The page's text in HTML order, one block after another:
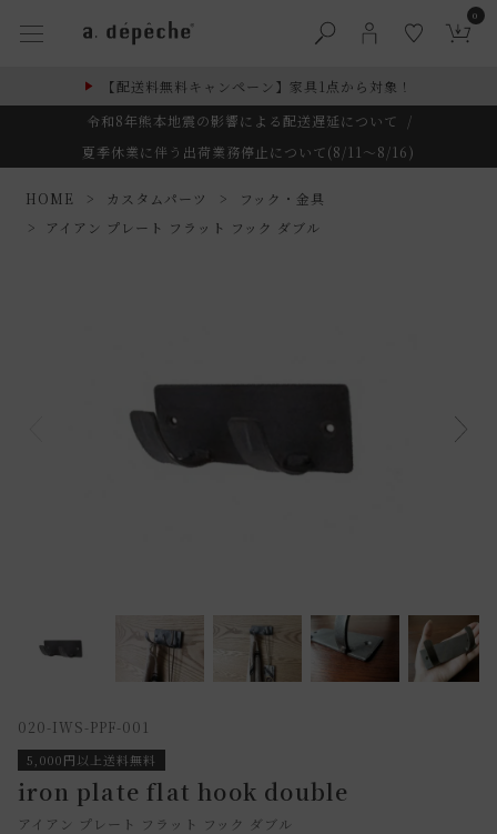
0
【配送料無料キャンペーン】家具1点から対象！
令和8年熊本地震の影響による配送遅延について
/
夏季休業に伴う出荷業務停止について(8/11～8/16)
HOME カスタムパーツ
フック・金具
アイアン プレート フラット フック ダブル
020-IWS-PPF-001
5,000円以上送料無料
iron plate flat hook double
アイアン プレート フラット フック ダブル